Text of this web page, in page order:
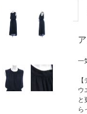
一
ウ
と
ら